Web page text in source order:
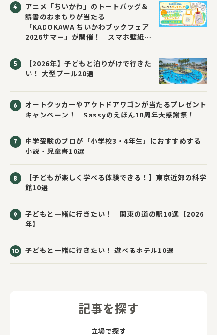
アニメ「ちいかわ」のトートバッグ＆
読書のおまもりが当たる
「KADOKAWA ちいかわブックフェア
2026サマー」が開催！ スマホ壁紙は
【2026年】子どもと泊りがけで行きた
い！ 大型プール20選
オートクッカーやアウトドアワゴンが当たるプレゼント
キャンペーン！ Sassyのえほん10周年大感謝祭！
中学受験のプロが「小学校3・4年生」におすすめする
小説・児童書10選
【子どもが楽しく学べる体験できる！】東京近郊の科学
館10選
子どもと一緒に行きたい！ 関東の道の駅10選【2026
年】
子どもと一緒に行きたい！ 遊べるホテル10選
記事を探す
立場で探す